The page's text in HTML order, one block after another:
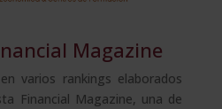
Magazine
varios rankings elaborados
Financial Magazine, una de